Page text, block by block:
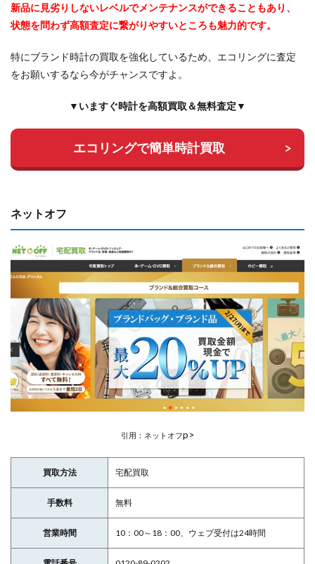
新品に見劣りしないレベルでメンテナンスができることもあり、
状態を問わず高額査定に繋がりやすいところも魅力的です。
特にブランド時計の買取を強化しているため、エコリングに査定
をお願いするなら今がチャンスですよ。
▼いますぐ時計を高額買取＆無料査定▼
エコリングで簡単時計買取
ネットオフ
引用：ネットオフp>
買取方法 宅配買取
手数料 無料
営業時間 10：00～18：00、ウェブ受付は24時間